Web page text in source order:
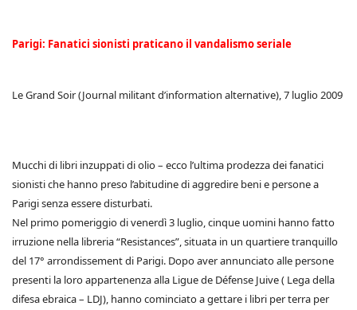
Parigi: Fanatici sionisti praticano il vandalismo seriale
Le Grand Soir (Journal militant d’information alternative), 7 luglio 2009
Mucchi di libri inzuppati di olio – ecco l’ultima prodezza dei fanatici
sionisti che hanno preso l’abitudine di aggredire beni e persone a
Parigi senza essere disturbati.
Nel primo pomeriggio di venerdì 3 luglio, cinque uomini hanno fatto
irruzione nella libreria “Resistances”, situata in un quartiere tranquillo
del 17° arrondissement di Parigi. Dopo aver annunciato alle persone
presenti la loro appartenenza alla Ligue de Défense Juive ( Lega della
difesa ebraica – LDJ), hanno cominciato a gettare i libri per terra per